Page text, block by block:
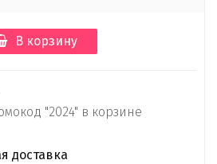
В корзину
"2024" в корзине
доставка